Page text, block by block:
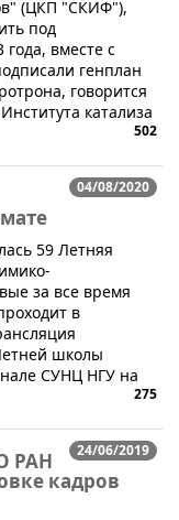
(ЦКП "СКИФ"),
под
года, вместе с
генплан
говорится
катализа
502
04/08/2020
59 Летняя
за все время
в
школы
СУНЦ НГУ на
275
24/06/2019
РАН
кадров